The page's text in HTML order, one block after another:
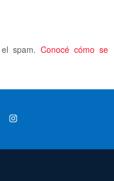
spam. Conocé cómo se